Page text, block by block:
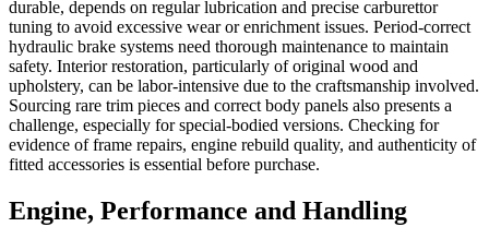
durable, depends on regular lubrication and precise carburettor
tuning to avoid excessive wear or enrichment issues. Period-correct
hydraulic brake systems need thorough maintenance to maintain
safety. Interior restoration, particularly of original wood and
upholstery, can be labor-intensive due to the craftsmanship involved.
Sourcing rare trim pieces and correct body panels also presents a
challenge, especially for special-bodied versions. Checking for
evidence of frame repairs, engine rebuild quality, and authenticity of
fitted accessories is essential before purchase.
Engine, Performance and Handling